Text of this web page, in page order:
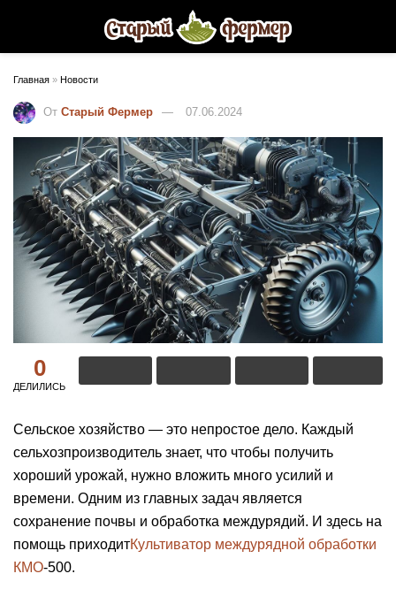
Главная » Новости
От Старый Фермер 07.06.2024
0
ДЕЛИЛИСЬ
Сельское хозяйство — это непростое дело. Каждый
сельхозпроизводитель знает, что чтобы получить
хороший урожай, нужно вложить много усилий и
времени. Одним из главных задач является
сохранение почвы и обработка междурядий. И здесь на
помощь приходитКультиватор междурядной обработки
КМО-500.